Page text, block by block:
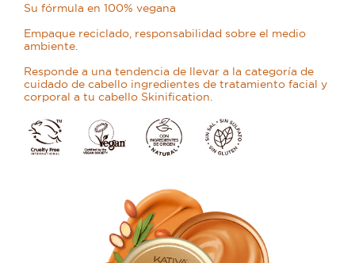
Su fórmula en 100% vegana
Empaque reciclado, responsabilidad sobre el medio
ambiente.
Responde a una tendencia de llevar a la categoría de
cuidado de cabello ingredientes de tratamiento facial y
corporal a tu cabello Skinification.